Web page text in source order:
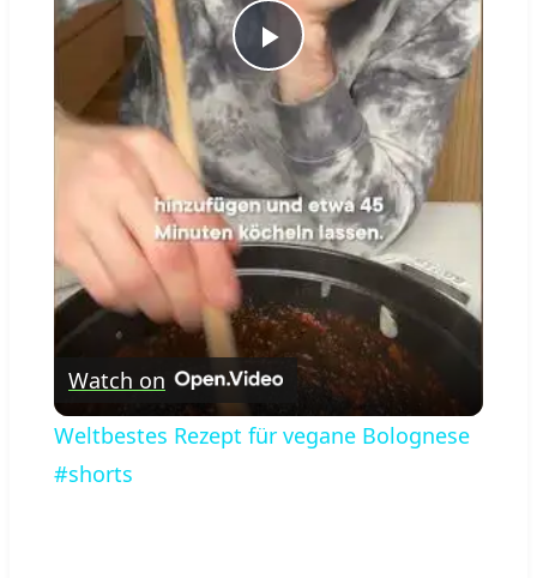
Play
Video
Watch on
Weltbestes Rezept für vegane Bolognese
#shorts